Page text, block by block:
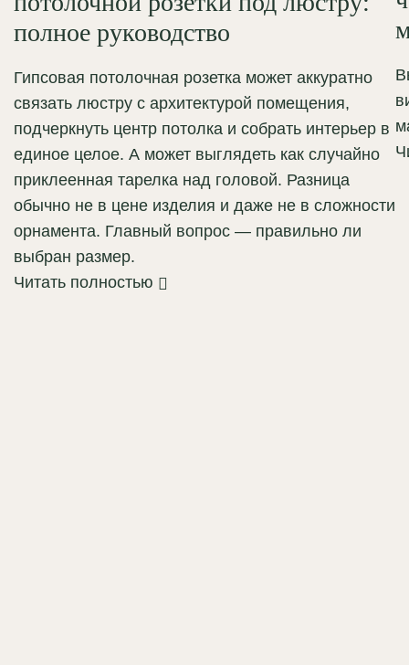
полное руководство
Гипсовая потолочная розетка может аккуратно
связать люстру с архитектурой помещения,
подчеркнуть центр потолка и собрать интерьер в
единое целое. А может выглядеть как случайно
приклеенная тарелка над головой. Разница
обычно не в цене изделия и даже не в сложности
орнамента. Главный вопрос — правильно ли
выбран размер.
Читать полностью